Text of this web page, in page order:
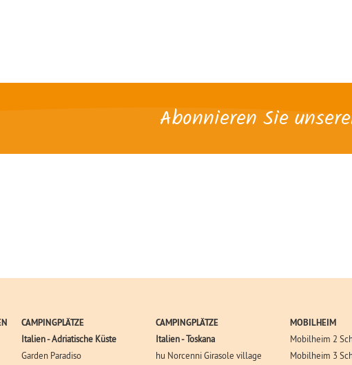
Abonnieren Sie
CAMPINGPLÄTZE
Italien - Adriatische Küste
Garden Paradiso
CAMPINGPLÄTZE
Italien - Toskana
hu Norcenni Girasole village
MOBILHEIM
Mobilheim 2
Mobilheim 3